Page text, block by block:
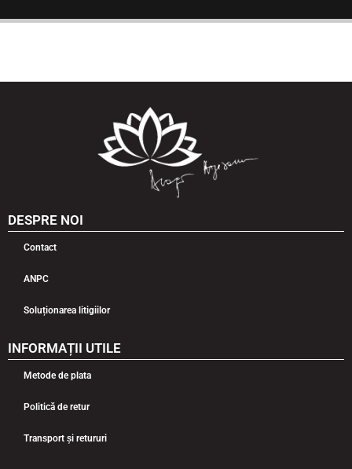
DESPRE NOI
Contact
ANPC
Soluționarea litigiilor
INFORMAȚII UTILE
Metode de plata
Politică de retur
Transport și retururi